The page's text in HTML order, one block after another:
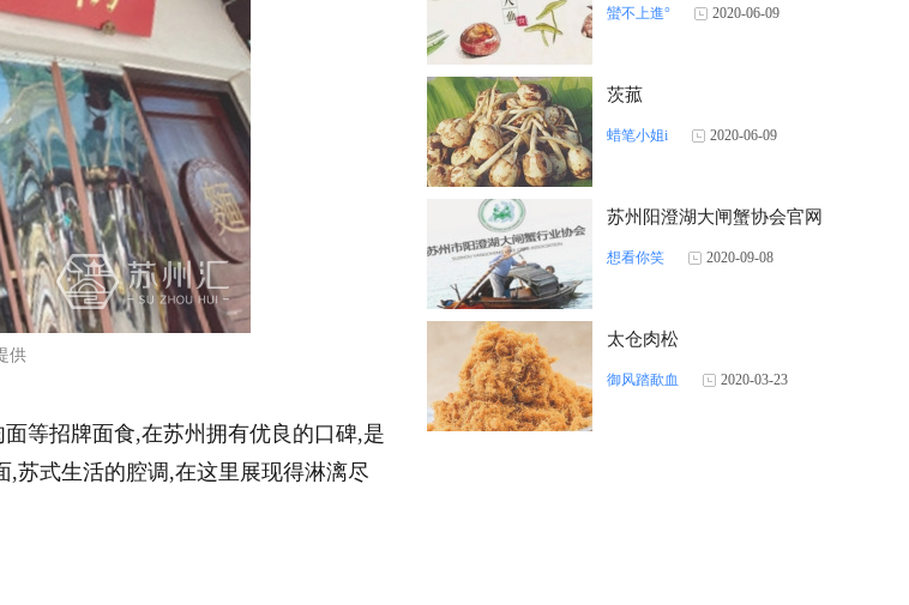
供
等招牌面食,在苏州拥有优良的口碑,是
苏式生活的腔调,在这里展现得淋漓尽
蠻不上進° 2020-06-09
茨菰
蜡笔小姐i 2020-06-09
苏州阳澄湖大闸蟹协会官网
想看你笑 2020-09-08
太仓肉松
御风踏歃血 2020-03-23